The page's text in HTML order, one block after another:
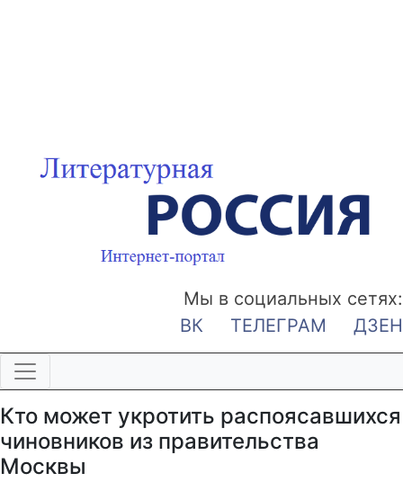
Мы в социальных сетях:
ВК
ТЕЛЕГРАМ ДЗЕН
Кто может укротить распоясавшихся
чиновников из правительства
Москвы